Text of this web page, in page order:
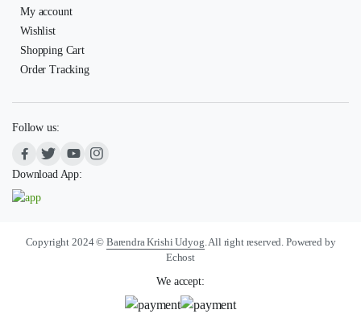
My account
Wishlist
Shopping Cart
Order Tracking
Follow us:
Download App:
Copyright 2024 © Barendra Krishi Udyog. All right reserved. Powered by
Echost
We accept: